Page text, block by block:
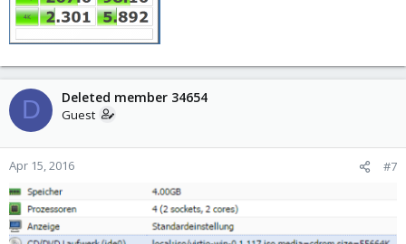
D Deleted member 34654
Guest
Apr 15, 2016 #7